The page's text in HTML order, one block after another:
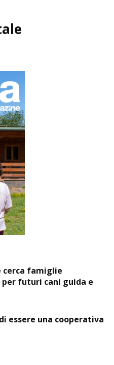
cerca famiglie
futuri cani guida e
essere una cooperativa